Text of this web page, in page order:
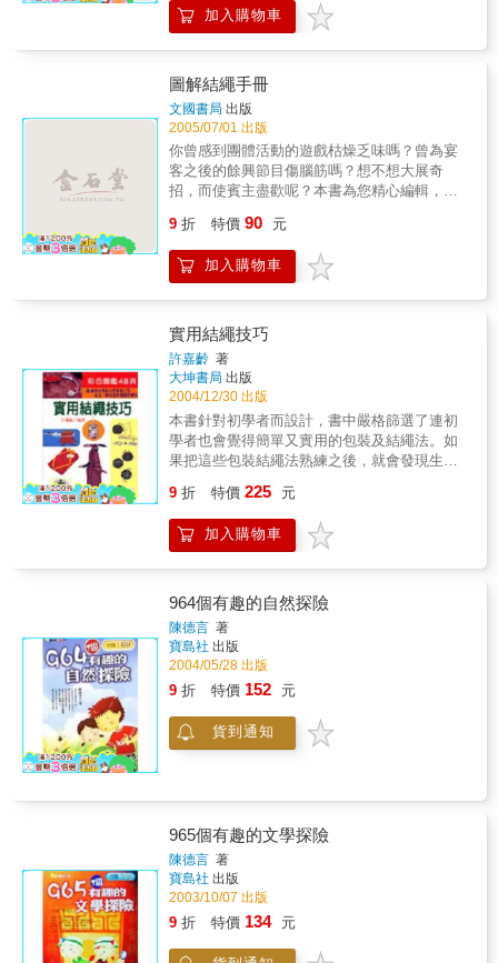
加入購物車
圖解結繩手冊
文國書局 出版
2005/07/01 出版
你曾感到團體活動的遊戲枯燥乏味嗎？曾為宴
客之後的餘興節目傷腦筋嗎？想不想大展奇
招，而使賓主盡歡呢？本書為您精心編輯，內
合打破僵局，帶起歡樂氣氛。
9 折 特價 90 元
加入購物車
實用結繩技巧
許嘉齡 著
大坤書局 出版
2004/12/30 出版
本書針對初學者而設計，書中嚴格篩選了連初
學者也會覺得簡單又實用的包裝及結繩法。如
果把這些包裝結繩法熟練之後，就會發現生活
精簡。
9 折 特價 225 元
加入購物車
964個有趣的自然探險
陳德言 著
寶島社 出版
2004/05/28 出版
9 折 特價 152 元
貨到通知
965個有趣的文學探險
陳德言 著
寶島社 出版
2003/10/07 出版
9 折 特價 134 元